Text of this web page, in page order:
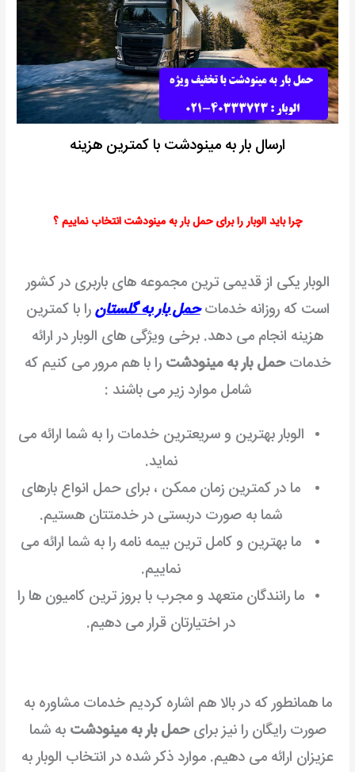
ارسال بار به مینودشت با کمترین هزینه
چرا باید الوبار را برای حمل بار به مینودشت انتخاب نماییم ؟
الوبار یکی از قدیمی ترین مجموعه های باربری در کشور
است که روزانه خدماتحمل بار به گلستانرا با کمترین
هزینه انجام می دهد. برخی ویژگی های الوبار در ارائه
خدماتحمل بار به مینودشت را با هم مرور می کنیم که
شامل موارد زیر می باشند :
الوبار بهترین و سریعترین خدمات را به شما ارائه می
نماید.
ما در کمترین زمان ممکن ، برای حمل انواع بارهای
شما به صورت دربستی در خدمتتان هستیم.
ما بهترین و کامل ترین بیمه نامه را به شما ارائه می
نماییم.
ما رانندگان متعهد و مجرب با بروز ترین کامیون ها را
در اختیارتان قرار می دهیم.
ما همانطور که در بالا هم اشاره کردیم خدمات مشاوره به
صورت رایگان را نیز برایحمل بار به مینودشت به شما
عزیزان ارائه می دهیم. موارد ذکر شده در انتخاب الوبار به